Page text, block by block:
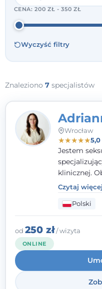
CENA:200 ZŁ - 350 ZŁ
Wyczyść filtry
Znaleziono 7 specjalistów
Wrocław
★★★★★5,0
Jestem
klinicznej.
szkolenia na
nadzwyczajnego
należę do
pierwszym
atmosfery
relacjach z
również
Czytaj więcej
Polski
od 250 zł/ wizyta
ONLINE